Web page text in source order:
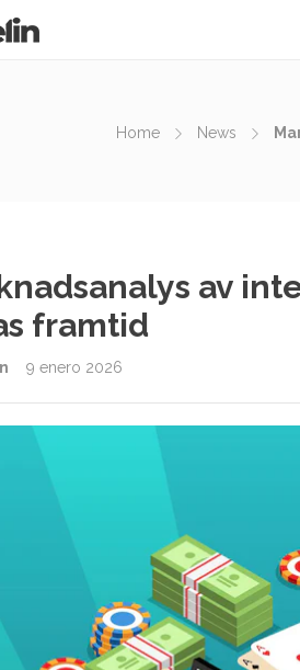
Home News
av
framtid
9 enero 2026